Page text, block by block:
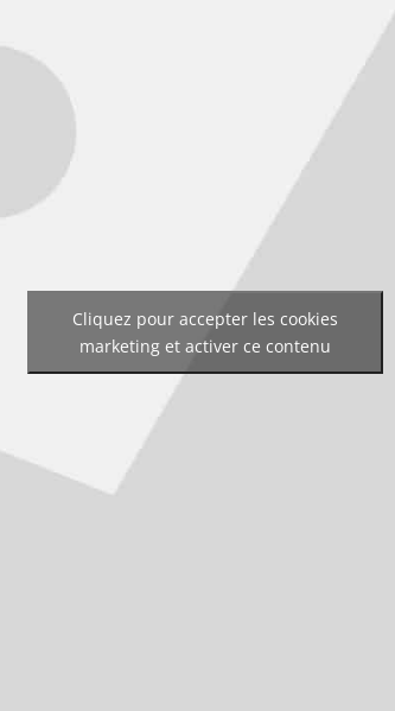
Cliquez pour accepter les cookies
marketing et activer ce contenu